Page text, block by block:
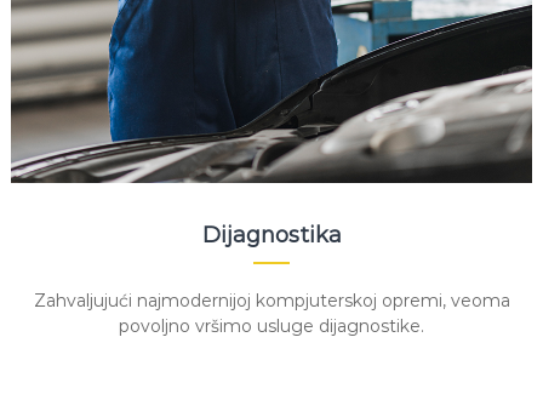
Dijagnostika
Zahvaljujući najmodernijoj kompjuterskoj opremi, veoma
povoljno vršimo usluge dijagnostike.